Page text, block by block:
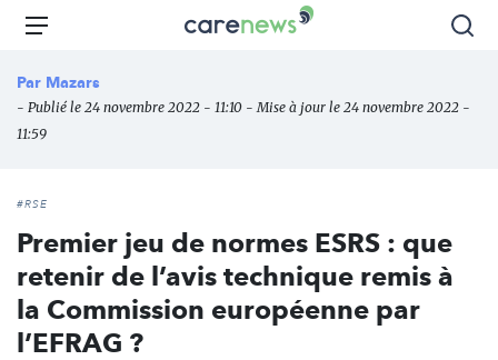
Aller
principal
Carenews,
des
Menu
Par Mazars
- Publié le 24 novembre 2022 - 11:10 - Mise à jour le 24 novembre 2022 -
11:59
#RSE
Premier jeu de normes ESRS : que
retenir de l’avis technique remis à
la Commission européenne par
l’EFRAG ?